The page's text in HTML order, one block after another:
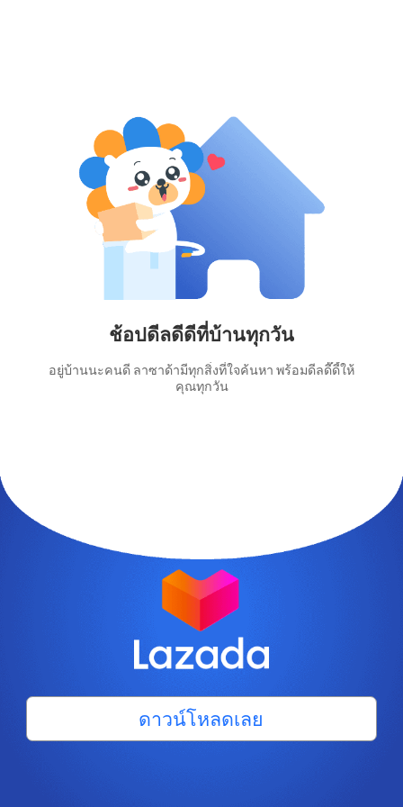
ช้อปดีลดีดีที่บ้านทุกวัน
อยู่บ้านนะคนดี ลาซาด้ามีทุกสิ่งที่ใจค้นหา พร้อมดีลดี๊ดี้ให้
คุณทุกวัน
ดาวน์โหลดเลย